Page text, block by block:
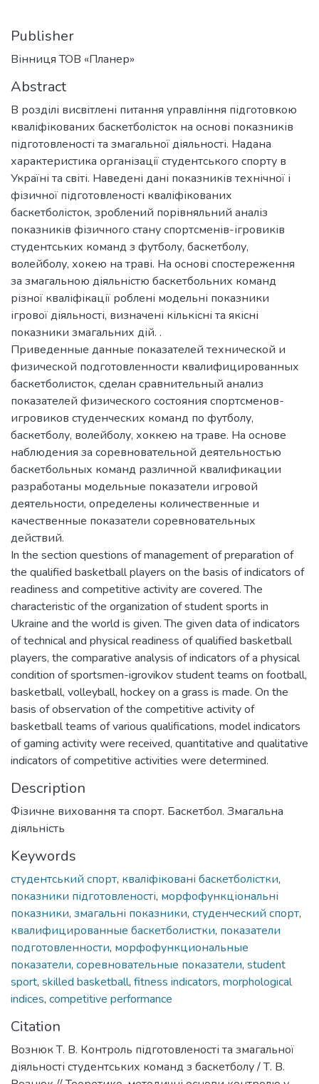
Publisher
Вінниця ТОВ «Планер»
Abstract
В розділі висвітлені питання управління підготовкою
кваліфікованих баскетболісток на основі показників
підготовленості та змагальної діяльності. Надана
характеристика організації студентського спорту в
Україні та світі. Наведені дані показників технічної і
фізичної підготовленості кваліфікованих
баскетболісток, зроблений порівняльний аналіз
показників фізичного стану спортсменів-ігровиків
студентських команд з футболу, баскетболу,
волейболу, хокею на траві. На основі спостереження
за змагальною діяльністю баскетбольних команд
різної кваліфікації роблені модельні показники
ігрової діяльності, визначені кількісні та якісні
показники змагальних дій. .
Приведенные данные показателей технической и
физической подготовленности квалифицированных
баскетболисток, сделан сравнительный анализ
показателей физического состояния спортсменов-
игровиков студенческих команд по футболу,
баскетболу, волейболу, хоккею на траве. На основе
наблюдения за соревновательной деятельностью
баскетбольных команд различной квалификации
разработаны модельные показатели игровой
деятельности, определены количественные и
качественные показатели соревновательных
действий.
In the section questions of management of preparation of
the qualified basketball players on the basis of indicators of
readiness and competitive activity are covered. The
characteristic of the organization of student sports in
Ukraine and the world is given. The given data of indicators
of technical and physical readiness of qualified basketball
players, the comparative analysis of indicators of a physical
condition of sportsmen-igrovikov student teams on football,
basketball, volleyball, hockey on a grass is made. On the
basis of observation of the competitive activity of
basketball teams of various qualifications, model indicators
of gaming activity were received, quantitative and qualitative
indicators of competitive activities were determined.
Description
Фізичне виховання та спорт. Баскетбол. Змагальна
діяльність
Keywords
студентський спорт, кваліфіковані баскетболістки,
показники підготовленості, морфофункціональні
показники, змагальні показники, студенческий спорт,
квалифицированные баскетболистки, показатели
подготовленности, морфофункциональные
показатели, соревновательные показатели, student
sport, skilled basketball, fitness indicators, morphological
indices, competitive performance
Citation
Вознюк Т. В. Контроль підготовленості та змагальної
діяльності студентських команд з баскетболу / Т. В.